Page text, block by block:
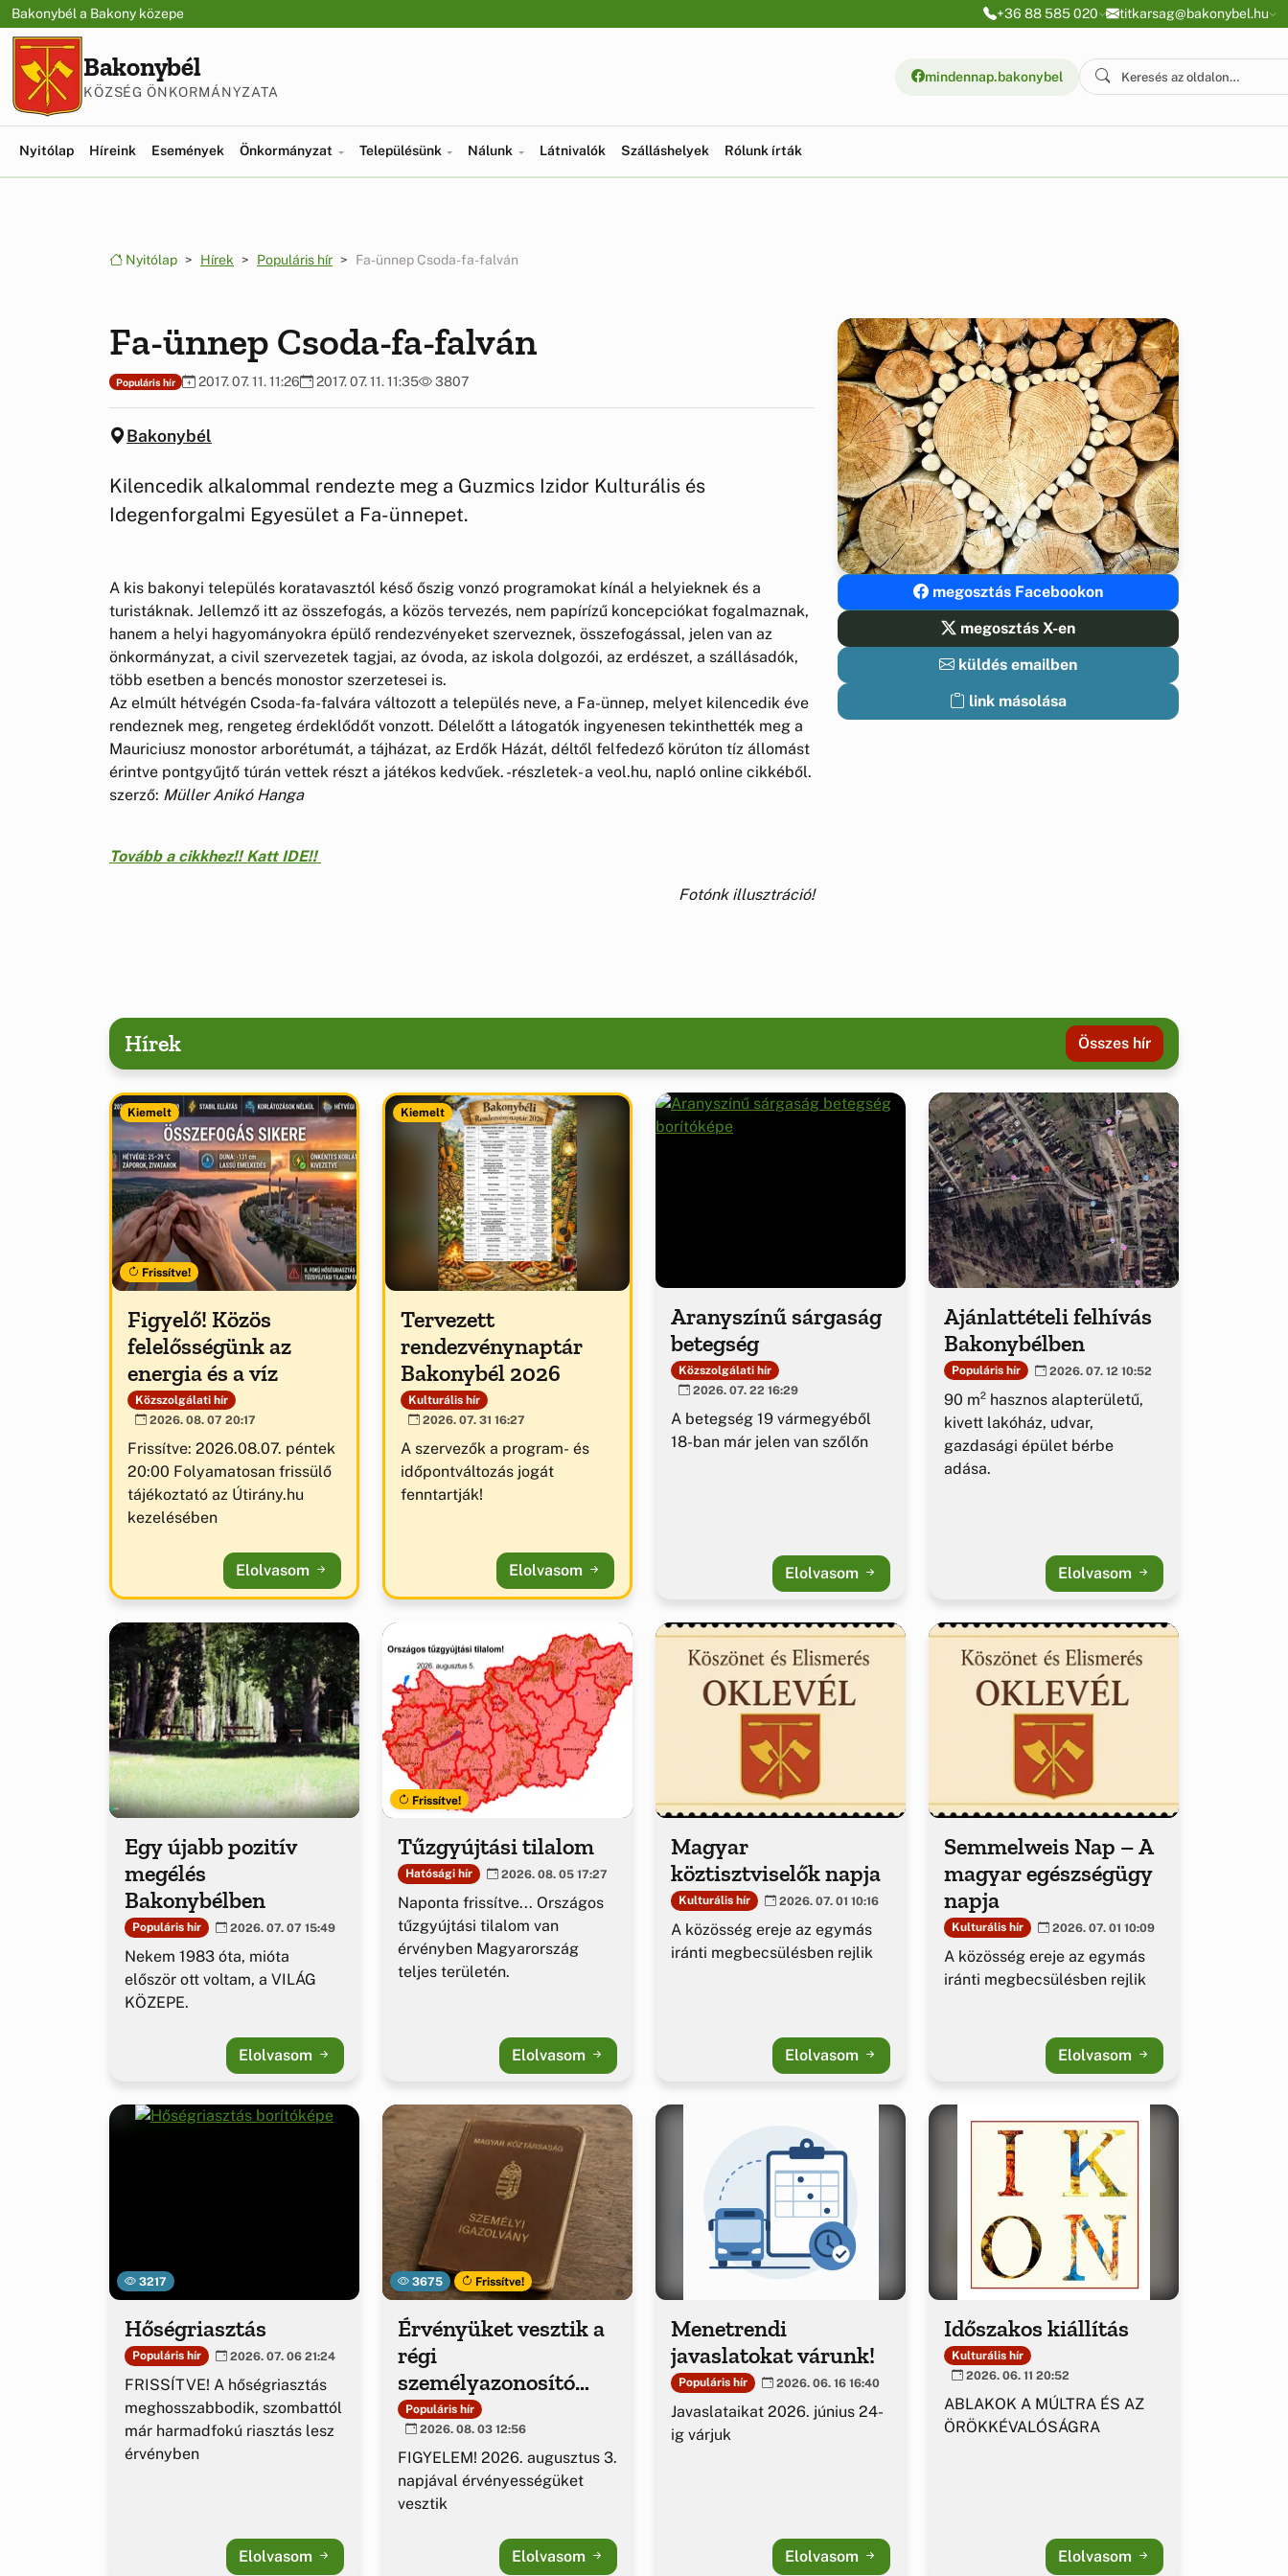
Ugrás a menüre
Ugrás a tartalomra
Bakonybél a Bakony közepe +36 88 585 020 titkarsag@bakonybel.hu
Bakonybél
KÖZSÉG ÖNKORMÁNYZATA
mindennap.bakonybel
Nyitólap Híreink Események Önkormányzat Településünk Nálunk Látnivalók Szálláshelyek Rólunk írták
Nyitólap Hírek Populáris hír Fa-ünnep Csoda-fa-falván
Fa-ünnep Csoda-fa-falván
Populáris hír 2017. 07. 11. 11:26 2017. 07. 11. 11:35 3807
Bakonybél
Kilencedik alkalommal rendezte meg a Guzmics Izidor Kulturális és
Idegenforgalmi Egyesület a Fa-ünnepet.
A kis bakonyi település koratavasztól késő őszig vonzó programokat kínál a helyieknek és a
turistáknak. Jellemző itt az összefogás, a közös tervezés, nem papírízű koncepciókat fogalmaznak,
hanem a helyi hagyományokra épülő rendezvényeket szerveznek, összefogással, jelen van az
önkormányzat, a civil szervezetek tagjai, az óvoda, az iskola dolgozói, az erdészet, a szállásadók,
több esetben a bencés monostor szerzetesei is.
Az elmúlt hétvégén Csoda-fa-falvára változott a település neve, a Fa-ünnep, melyet kilencedik éve
rendeznek meg, rengeteg érdeklődőt vonzott. Délelőtt a látogatók ingyenesen tekinthették meg a
Mauriciusz monostor arborétumát, a tájházat, az Erdők Házát, déltől felfedező körúton tíz állomást
érintve pontgyűjtő túrán vettek részt a játékos kedvűek. -részletek- a veol.hu, napló online cikkéből.
szerző: Müller Anikó Hanga
Tovább a cikkhez!! Katt IDE!!
Fotónk illusztráció!
megosztás Facebookon
megosztás X-en
küldés emailben
link másolása
Hírek Összes hír
Kiemelt
Frissítve!
Figyelő! Közös
felelősségünk az
energia és a víz
Közszolgálati hír
2026. 08. 07 20:17
Frissítve: 2026.08.07. péntek
20:00 Folyamatosan frissülő
tájékoztató az Útirány.hu
kezelésében
Elolvasom
Kiemelt
Tervezett
rendezvénynaptár
Bakonybél 2026
Kulturális hír
2026. 07. 31 16:27
A szervezők a program- és
időpontváltozás jogát
fenntartják!
Elolvasom
Aranyszínű sárgaság
betegség
Közszolgálati hír
2026. 07. 22 16:29
A betegség 19 vármegyéből
18-ban már jelen van szőlőn
Elolvasom
Ajánlattételi felhívás
Bakonybélben
Populáris hír 2026. 07. 12 10:52
90 m² hasznos alapterületű,
kivett lakóház, udvar,
gazdasági épület bérbe
adása.
Elolvasom
Egy újabb pozitív
megélés
Bakonybélben
Populáris hír 2026. 07. 07 15:49
Nekem 1983 óta, mióta
először ott voltam, a VILÁG
KÖZEPE.
Elolvasom
Frissítve!
Tűzgyújtási tilalom
Hatósági hír 2026. 08. 05 17:27
Naponta frissítve... Országos
tűzgyújtási tilalom van
érvényben Magyarország
teljes területén.
Elolvasom
Magyar
köztisztviselők napja
Kulturális hír 2026. 07. 01 10:16
A közösség ereje az egymás
iránti megbecsülésben rejlik
Elolvasom
Semmelweis Nap – A
magyar egészségügy
napja
Kulturális hír 2026. 07. 01 10:09
A közösség ereje az egymás
iránti megbecsülésben rejlik
Elolvasom
3217
Hőségriasztás
Populáris hír 2026. 07. 06 21:24
FRISSÍTVE! A hőségriasztás
meghosszabbodik, szombattól
már harmadfokú riasztás lesz
érvényben
Elolvasom
3675 Frissítve!
Érvényüket vesztik a
régi
személyazonosító
igazolványok
Populáris hír
2026. 08. 03 12:56
FIGYELEM! 2026. augusztus 3.
napjával érvényességüket
vesztik
Elolvasom
Menetrendi
javaslatokat várunk!
Populáris hír 2026. 06. 16 16:40
Javaslataikat 2026. június 24-
ig várjuk
Elolvasom
Időszakos kiállítás
Kulturális hír
2026. 06. 11 20:52
ABLAKOK A MÚLTRA ÉS AZ
ÖRÖKKÉVALÓSÁGRA
Elolvasom